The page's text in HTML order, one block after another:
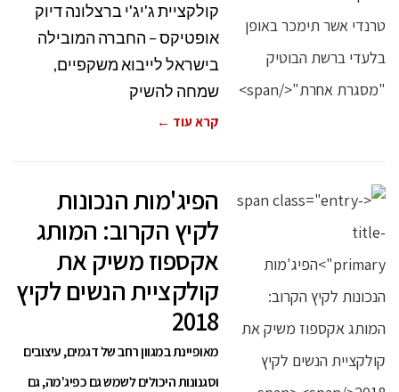
קולקציית ג'יג'י ברצלונה דיוק
אופטיקס – החברה המובילה
בישראל לייבוא משקפיים,
שמחה להשיק
קרא עוד ←
הפיג'מות הנכונות
לקיץ הקרוב: המותג
אקספוז משיק את
קולקציית הנשים לקיץ
2018
מאופיינת במגוון רחב של דגמים, עיצובים
וסגנונות היכולים לשמש גם כפיג'מה, גם